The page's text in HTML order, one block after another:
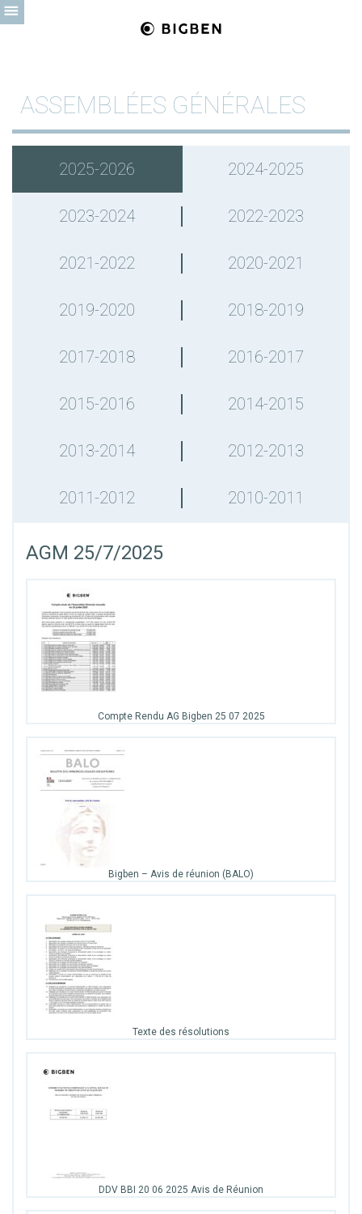
ASSEMBLÉES GÉNÉRALES
2025-2026 2024-2025
2023-2024 2022-2023
2021-2022 2020-2021
2019-2020 2018-2019
2017-2018 2016-2017
2015-2016 2014-2015
2013-2014 2012-2013
2011-2012 2010-2011
AGM 25/7/2025
Compte Rendu AG Bigben 25 07 2025
Bigben – Avis de réunion (BALO)
Texte des résolutions
DDV BBI 20 06 2025 Avis de Réunion